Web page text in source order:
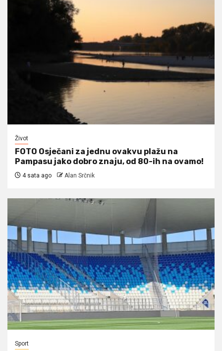
Život
FOTO Osječani za jednu ovakvu plažu na
Pampasu jako dobro znaju, od 80-ih na ovamo!
4 sata ago Alan Srčnik
Sport